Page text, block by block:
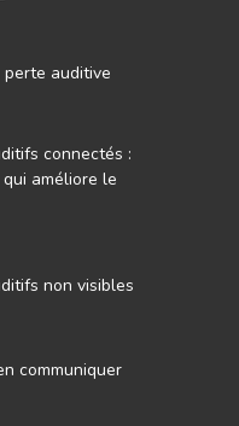
perte auditive
connectés :
améliore le
non visibles
communiquer